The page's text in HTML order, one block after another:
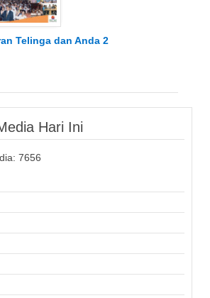
Telinga dan Anda 2
Hari Ini
7656